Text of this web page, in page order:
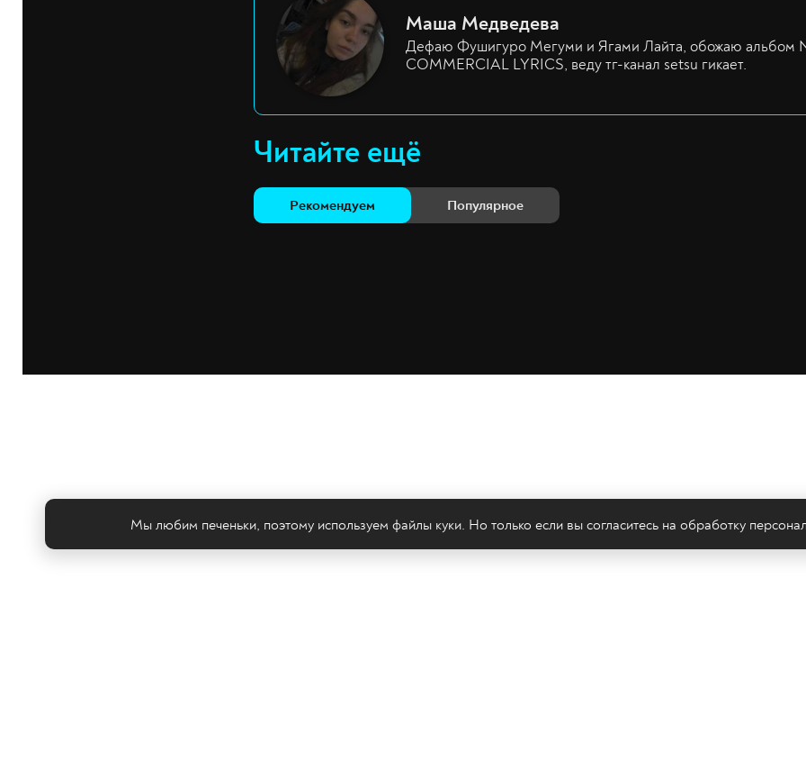
Маша Медведева
Дефаю Фушигуро Мегуми и Ягами Лайта, обожаю альбом
COMMERCIAL LYRICS, веду тг-канал setsu гикает.
Читайте ещё
Рекомендуем Популярное
Мы любим печеньки, поэтому используем файлы куки. Но только если вы согласитесь на обработку